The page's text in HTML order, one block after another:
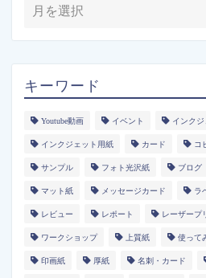
キーワード
Youtube動画 イベント インク
インクジェット用紙 カード コ
サンプル フォト光沢紙 ブログ
マット紙 メッセージカード ラ
レビュー レポート レーザープ
ワークショップ 上質紙 使って
印画紙 厚紙 名刺・カード